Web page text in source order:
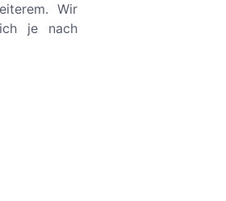
Wir
je nach